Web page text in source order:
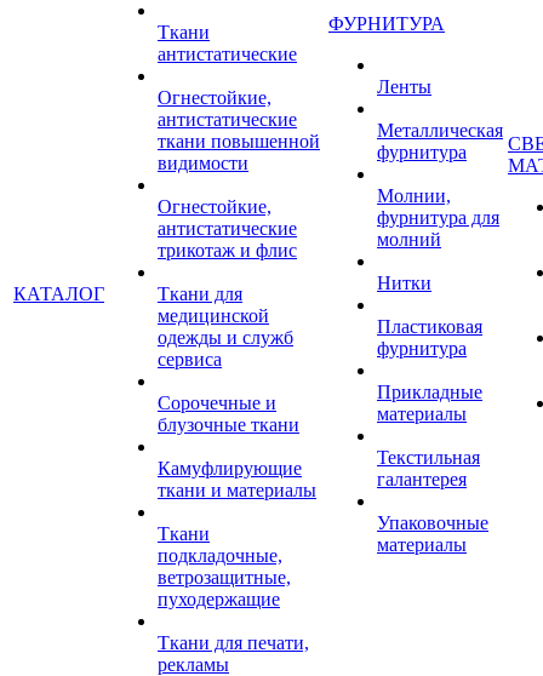
КАТАЛОГ
Ткани
антистатические
Огнестойкие,
антистатические
ткани повышенной
видимости
Огнестойкие,
антистатические
трикотаж и флис
Ткани для
медицинской
одежды и служб
сервиса
Сорочечные и
блузочные ткани
Камуфлирующие
ткани и материалы
Ткани
подкладочные,
ветрозащитные,
пуходержащие
Ткани для печати,
рекламы
ФУРНИТУРА
Ленты
Металлическая
фурнитура
Молнии,
фурнитура для
молний
Нитки
Пластиковая
фурнитура
Прикладные
материалы
Текстильная
галантерея
Упаковочные
материалы